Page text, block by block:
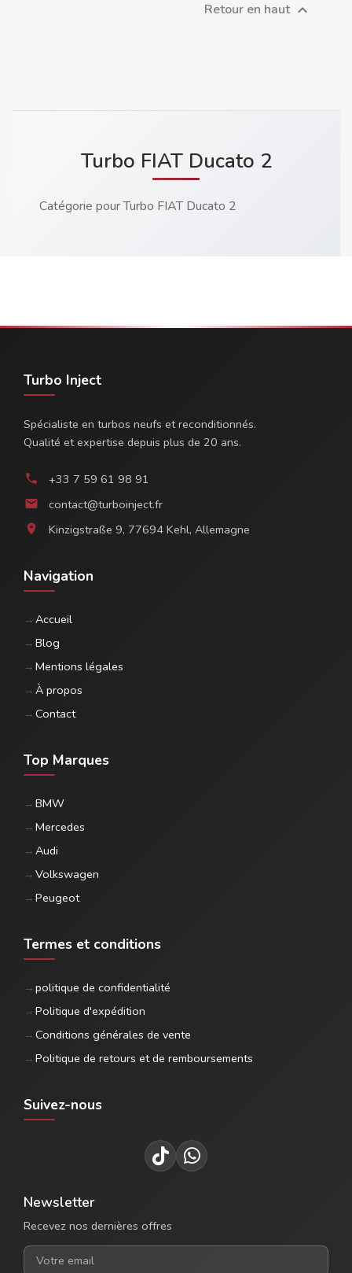
Retour en haut 
Turbo FIAT Ducato 2
Catégorie pour Turbo FIAT Ducato 2
Turbo Inject
Spécialiste en turbos neufs et reconditionnés.
Qualité et expertise depuis plus de 20 ans.
phone +33 7 59 61 98 91
email contact@turboinject.fr
location_on Kinzigstraße 9, 77694 Kehl, Allemagne
Navigation
Accueil
Blog
Mentions légales
À propos
Contact
Top Marques
BMW
Mercedes
Audi
Volkswagen
Peugeot
Termes et conditions
politique de confidentialité
Politique d'expédition
Conditions générales de vente
Politique de retours et de remboursements
Suivez-nous
Newsletter
Recevez nos dernières offres